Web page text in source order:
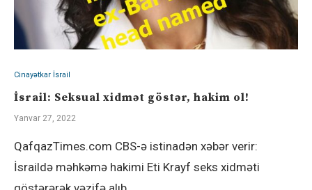
Cinayətkar İsrail
İsrail: Seksual xidmət göstər, hakim ol!
Yanvar 27, 2022
QafqazTimes.com CBS-ə istinadən xəbər verir:
İsraildə məhkəmə hakimi Eti Krayf seks xidməti